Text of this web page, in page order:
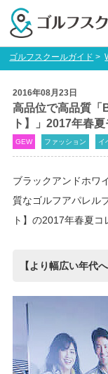
ゴルフスクールガイド >
2016年08月23日
高品位で高品質「
ト】」2017年春
GEW ファッション イ
ブラックアンドホワ
質なゴルフアパレル
ト】の2017年春夏コ
【より幅広い年代